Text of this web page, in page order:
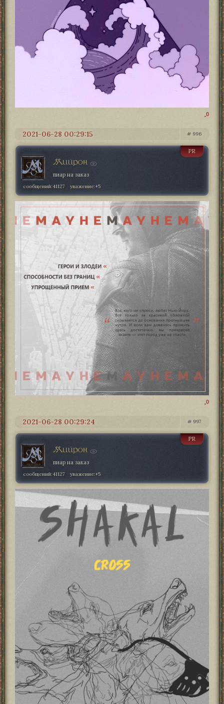
0
996
2021-06-28 00:29:15
Мийрон
PR
пиар на заказ
сообщений:41127 уважение:+5
0
997
2021-06-28 00:29:24
Мийрон
PR
пиар на заказ
сообщений:41127 уважение:+5